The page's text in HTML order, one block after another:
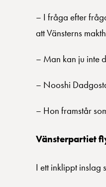
– I fråga efter
att Vänsterns
– Man kan ju inte
– Nooshi
– Hon framstår
Vänsterpartiet
I ett inklippt inslag